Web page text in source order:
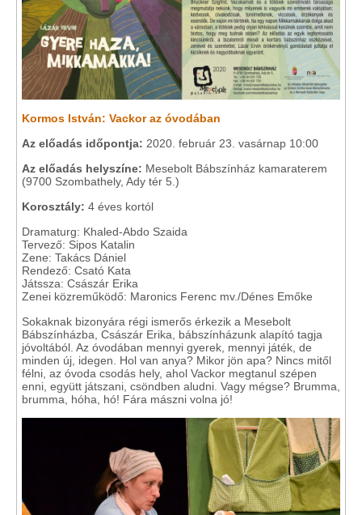
Kormos István: Vackor az óvodában
Az előadás időpontja: 2020. február 23. vasárnap 10:00
Az előadás helyszíne: Mesebolt Bábszínház kamaraterem
(9700 Szombathely, Ady tér 5.)
Korosztály: 4 éves kortól
Dramaturg: Khaled-Abdo Szaida
Tervező: Sipos Katalin
Zene: Takács Dániel
Rendező: Csató Kata
Játssza: Császár Erika
Zenei közreműködő: Maronics Ferenc mv./Dénes Emőke
Sokaknak bizonyára régi ismerős érkezik a Mesebolt
Bábszínházba, Császár Erika, bábszínházunk alapító tagja
jóvoltából. Az óvodában mennyi gyerek, mennyi játék, de
minden új, idegen. Hol van anya? Mikor jön apa? Nincs mitől
félni, az óvoda csodás hely, ahol Vackor megtanul szépen
enni, együtt játszani, csöndben aludni. Vagy mégse? Brumma,
brumma, hóha, hó! Fára mászni volna jó!